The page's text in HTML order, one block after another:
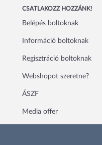
CSATLAKOZZ HOZZÁNK!
Belépés boltoknak
Információ boltoknak
Regisztráció boltoknak
Webshopot szeretne?
ÁSZF
Media offer